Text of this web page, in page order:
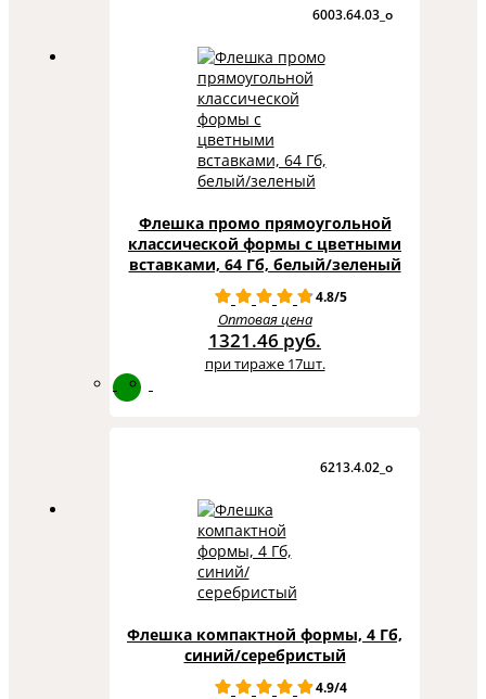
6003.64.03_o
Флешка промо прямоугольной
классической формы с цветными
вставками, 64 Гб, белый/зеленый
4.8/5
Оптовая цена
1321.46 руб.
при тираже 17шт.
6213.4.02_o
Флешка компактной формы, 4 Гб,
синий/серебристый
4.9/4